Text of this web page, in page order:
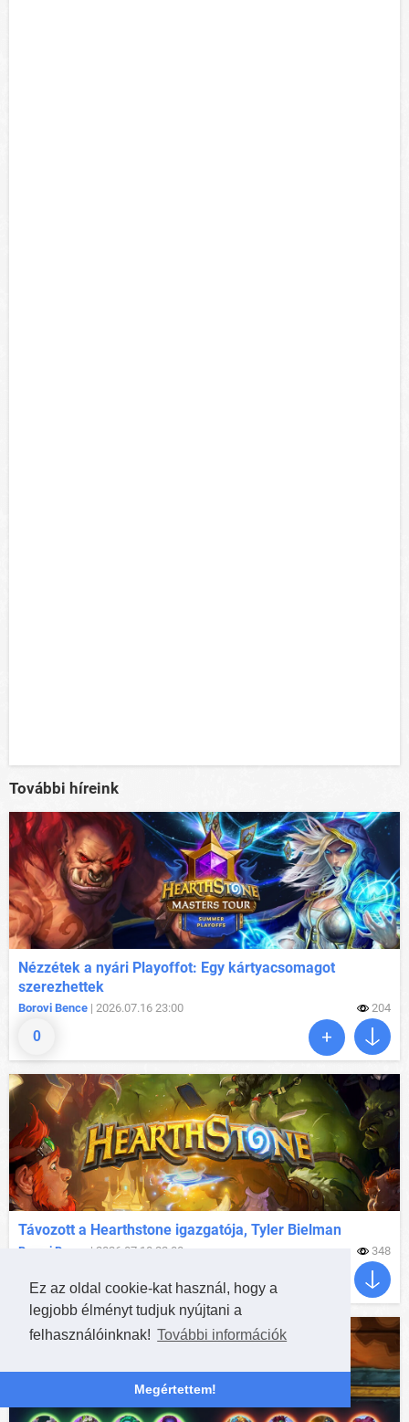
Ez az oldal cookie-kat használ, hogy a
legjobb élményt tudjuk nyújtani a
felhasználóinknak! További információk
Megértettem!
További híreink
0
Nézzétek a nyári Playoffot: Egy kártyacsomagot
szerezhettek
Borovi Bence | 2026.07.16 23:00 204
2
Távozott a Hearthstone igazgatója, Tyler Bielman
Borovi Bence | 2026.07.18 22:00 348